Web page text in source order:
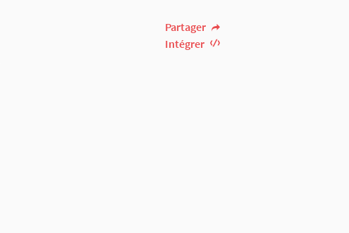
Partager
Intégrer